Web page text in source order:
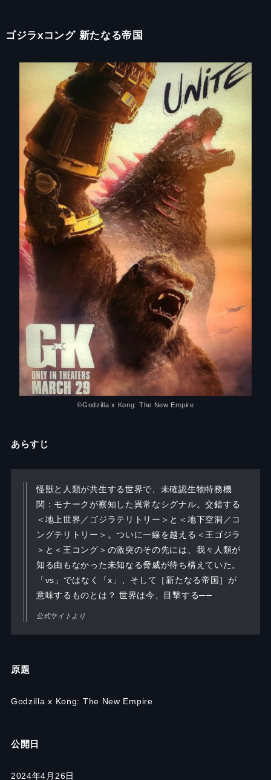
ゴジラxコング 新たなる帝国
©︎Godzilla x Kong: The New Empire
あらすじ
怪獣と人類が共生する世界で、未確認生物特務機
関：モナークが察知した異常なシグナル。交錯する
＜地上世界／ゴジラテリトリー＞と＜地下空洞／コ
ングテリトリー＞。ついに一線を越える＜王ゴジラ
＞と＜王コング＞の激突のその先には、我々人類が
知る由もなかった未知なる脅威が待ち構えていた。
「vs」ではなく「x」、そして［新たなる帝国］が
意味するものとは？ 世界は今、目撃する──
公式サイトより
原題
Godzilla x Kong: The New Empire
公開日
2024年4月26日